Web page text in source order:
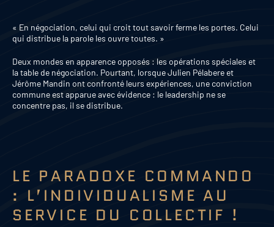
« En négociation, celui qui croit tout savoir ferme les portes. Celui
qui distribue la parole les ouvre toutes. »
Deux mondes en apparence opposés : les opérations spéciales et
la table de négociation. Pourtant, lorsque Julien Pélabere et
Jérôme Mandin ont confronté leurs expériences, une conviction
commune est apparue avec évidence : le leadership ne se
concentre pas, il se distribue.
LE PARADOXE COMMANDO
: L’INDIVIDUALISME AU
SERVICE DU COLLECTIF !